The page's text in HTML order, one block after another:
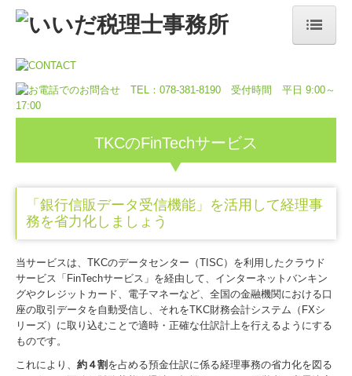
ホーム
事務所案内／事务所信息
事務所の特長／事务所特色
顧問契約のながれ／合同签约流程
料金について／关于费用
採用情報／招聘信息
募集要項／招聘要求
お問合せ／询问
TKCのFinTechサービス
「銀行信販データ受信機能」を活用して経理事
務を省力化しましょう
当サービスは、TKCのデータセンター（TISC）を利用したクラウド
サービス「FinTechサービス」を経由して、インターネットバンキン
グやクレジットカード、電子マネーなど、全国の金融機関における口
座の取引データを自動受信し、それをTKC財務会計システム（FXシ
リーズ）に取り込むことで適時・正確な仕訳計上を行えるようにする
ものです。
これにより、 約４割 を占める預金仕訳に係る経理事務の省力化を図る